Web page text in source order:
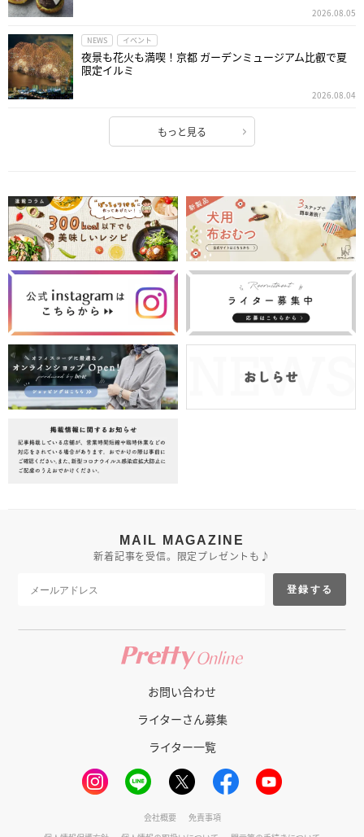
2026.08.05
NEWS イベント
夜景も花火も満喫！京都 ガーデンミュージアム比叡で夏
限定イルミ
2026.08.04
もっと見る
MAIL MAGAZINE
新着記事を受信。限定プレゼントも♪
登録する
お問い合わせ
ライターさん募集
ライター一覧
会社概要
免責事項